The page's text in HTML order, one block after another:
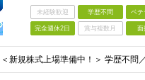
未経験歓迎 学歴不問 ベテ
完全週休2日 賞与複数月 面